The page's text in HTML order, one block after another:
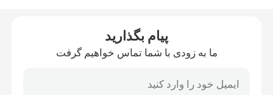
دستگاه اکسیژن ساز پزشکی
واحد تصفیه گاز
پیام بگذارید
ما به زودی با شما تماس خواهیم گرفت